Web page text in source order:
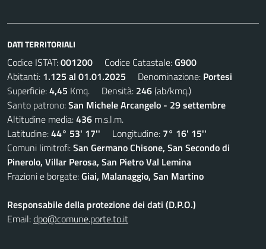
DATI TERRITORIALI
Codice ISTAT:001200 Codice Catastale:G900
Abitanti: 1.125 al 01.01.2025 Denominazione: Portesi
Superficie:4,45 Kmq. Densità: 246(ab/kmq.)
Santo patrono:San Michele Arcangelo - 29 settembre
Altitudine media:436 m.s.l.m.
Latitudine:44° 53' 17'' Longitudine: 7° 16' 15''
Comuni limitrofi:San Germano Chisone, San Secondo di
Pinerolo, Villar Perosa, San Pietro Val Lemina
Frazioni e borgate:Giai, Malanaggio, San Martino
Responsabile della protezione dei dati (D.P.O.)
Email:dpo@comune.porte.to.it